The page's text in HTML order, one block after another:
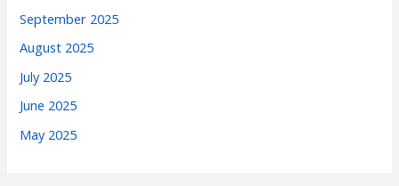
September 2025
August 2025
July 2025
June 2025
May 2025